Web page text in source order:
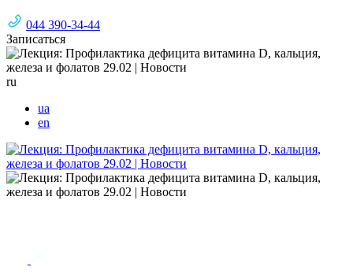
044 390-34-44
Записаться
ru
ua
en